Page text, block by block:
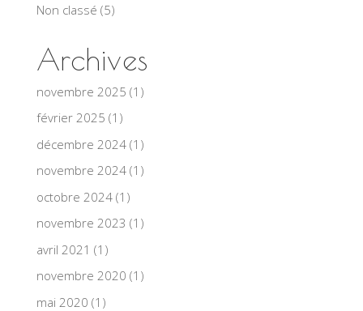
Non classé (5)
Archives
novembre 2025 (1)
février 2025 (1)
décembre 2024(1)
novembre 2024(1)
octobre 2024(1)
novembre 2023 (1)
avril 2021 (1)
novembre 2020 (1)
mai 2020 (1)